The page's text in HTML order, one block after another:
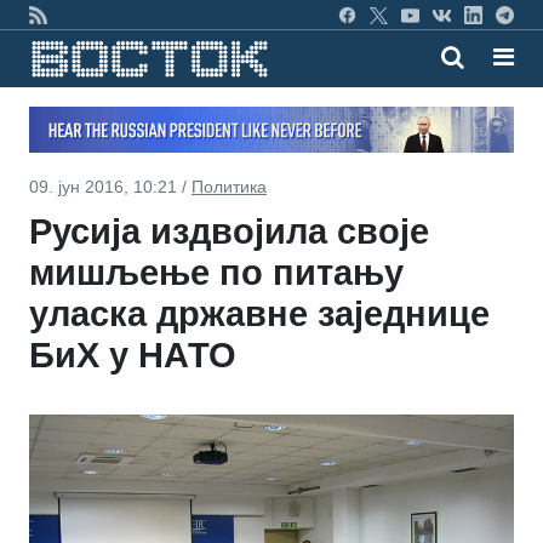
09. јун 2016, 10:21 / Политика
Русија издвојила своје
мишљење по питању
уласка државне заједнице
БиХ у НАТО